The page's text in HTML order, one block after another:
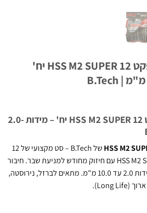
סט מקדחי אימפקט HSS M2 SUPER 12 יח'
סט מקדחי אימפקט HSS M2 SUPER 12 יח' – מידות 2.0-
של B.Tech – סט מקצועי של 12
מקדחים מסדרת HSS M2 SUPER עם חיזוק מחודש למניעת שבר. חיבור
1/4" HEX לאימפקט, מידות 2.0 עד 10.0 מ"מ. מתאים לברזל, נירוסטה,